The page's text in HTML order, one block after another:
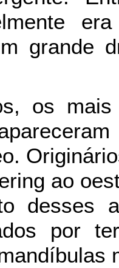
grande
os
ao
desses
por